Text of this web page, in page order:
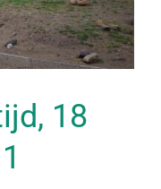
18